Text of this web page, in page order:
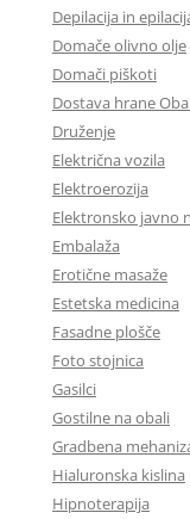
Depilacija in
Domače olivno olje
Domači piškoti
Dostava hrane
Druženje
Električna vozila
Elektroerozija
Elektronsko javno
Embalaža
Erotične masaže
Estetska medicina
Fasadne plošče
Foto stojnica
Gasilci
Gostilne na obali
Gradbena
Hialuronska kislina
Hipnoterapija